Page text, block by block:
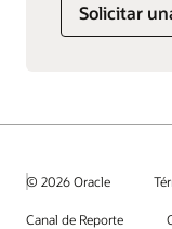
Solicitar
© 2026 Oracle
Canal de Reporte